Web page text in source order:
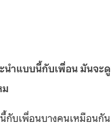
นำแบบนี้กับเพื่อน มันจะดู
ม
กับเพื่อนบางคนเหมือนกัน